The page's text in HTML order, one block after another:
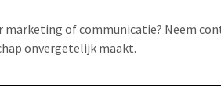
of communicatie? Neem
onvergetelijk maakt.